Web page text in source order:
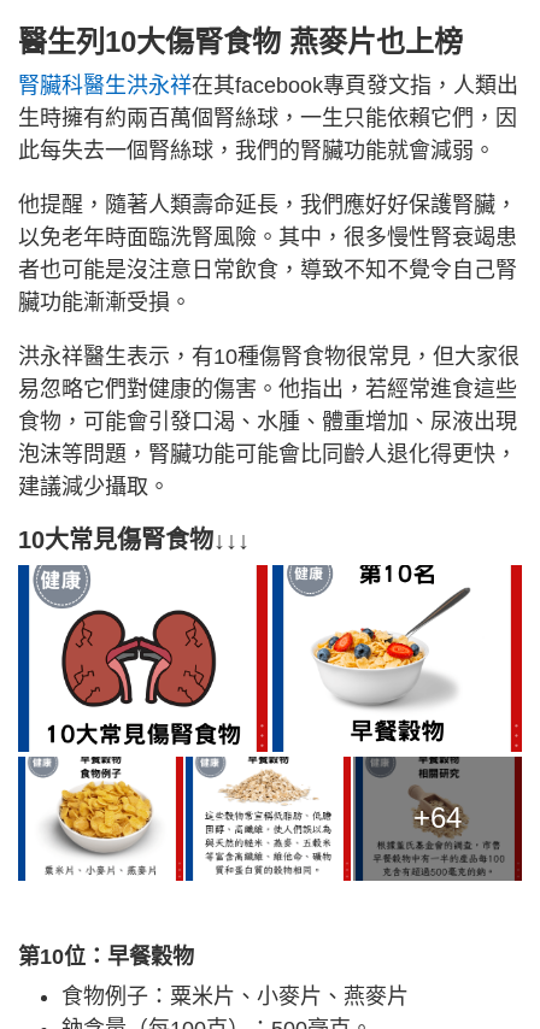
醫生列10大傷腎食物 燕麥片也上榜
腎臟科醫生洪永祥在其facebook專頁發文指，人類出
生時擁有約兩百萬個腎絲球，一生只能依賴它們，因
此每失去一個腎絲球，我們的腎臟功能就會減弱。
他提醒，隨著人類壽命延長，我們應好好保護腎臟，
以免老年時面臨洗腎風險。其中，很多慢性腎衰竭患
者也可能是沒注意日常飲食，導致不知不覺令自己腎
臟功能漸漸受損。
洪永祥醫生表示，有10種傷腎食物很常見，但大家很
易忽略它們對健康的傷害。他指出，若經常進食這些
食物，可能會引發口渴、水腫、體重增加、尿液出現
泡沫等問題，腎臟功能可能會比同齡人退化得更快，
建議減少攝取。
10大常見傷腎食物↓↓↓
+64
第10位：早餐穀物
食物例子：粟米片、小麥片、燕麥片